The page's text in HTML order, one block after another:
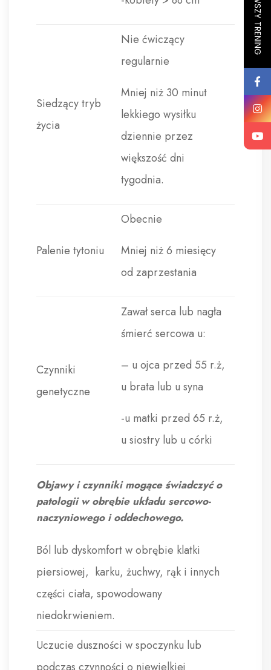
Siedzący tryb
życia
Nie ćwiczący
regularnie
Mniej niż 30 minut
lekkiego wysiłku
dziennie przez
większość dni
tygodnia.
Palenie tytoniu
Obecnie
Mniej niż 6 miesięcy
od zaprzestania
Czynniki
genetyczne
Zawał serca lub nagła
śmierć sercowa u:
– u ojca przed 55 r.ż,
u brata lub u syna
-u matki przed 65 r.ż,
u siostry lub u córki
Objawy i czynniki mogące świadczyć o
patologii w obrębie układu sercowo-
naczyniowego i oddechowego.
Ból lub dyskomfort w obrębie klatki
piersiowej, karku, żuchwy, rąk i innych
części ciała, spowodowany
niedokrwieniem.
Uczucie duszności w spoczynku lub
podczas czynności o niewielkiej